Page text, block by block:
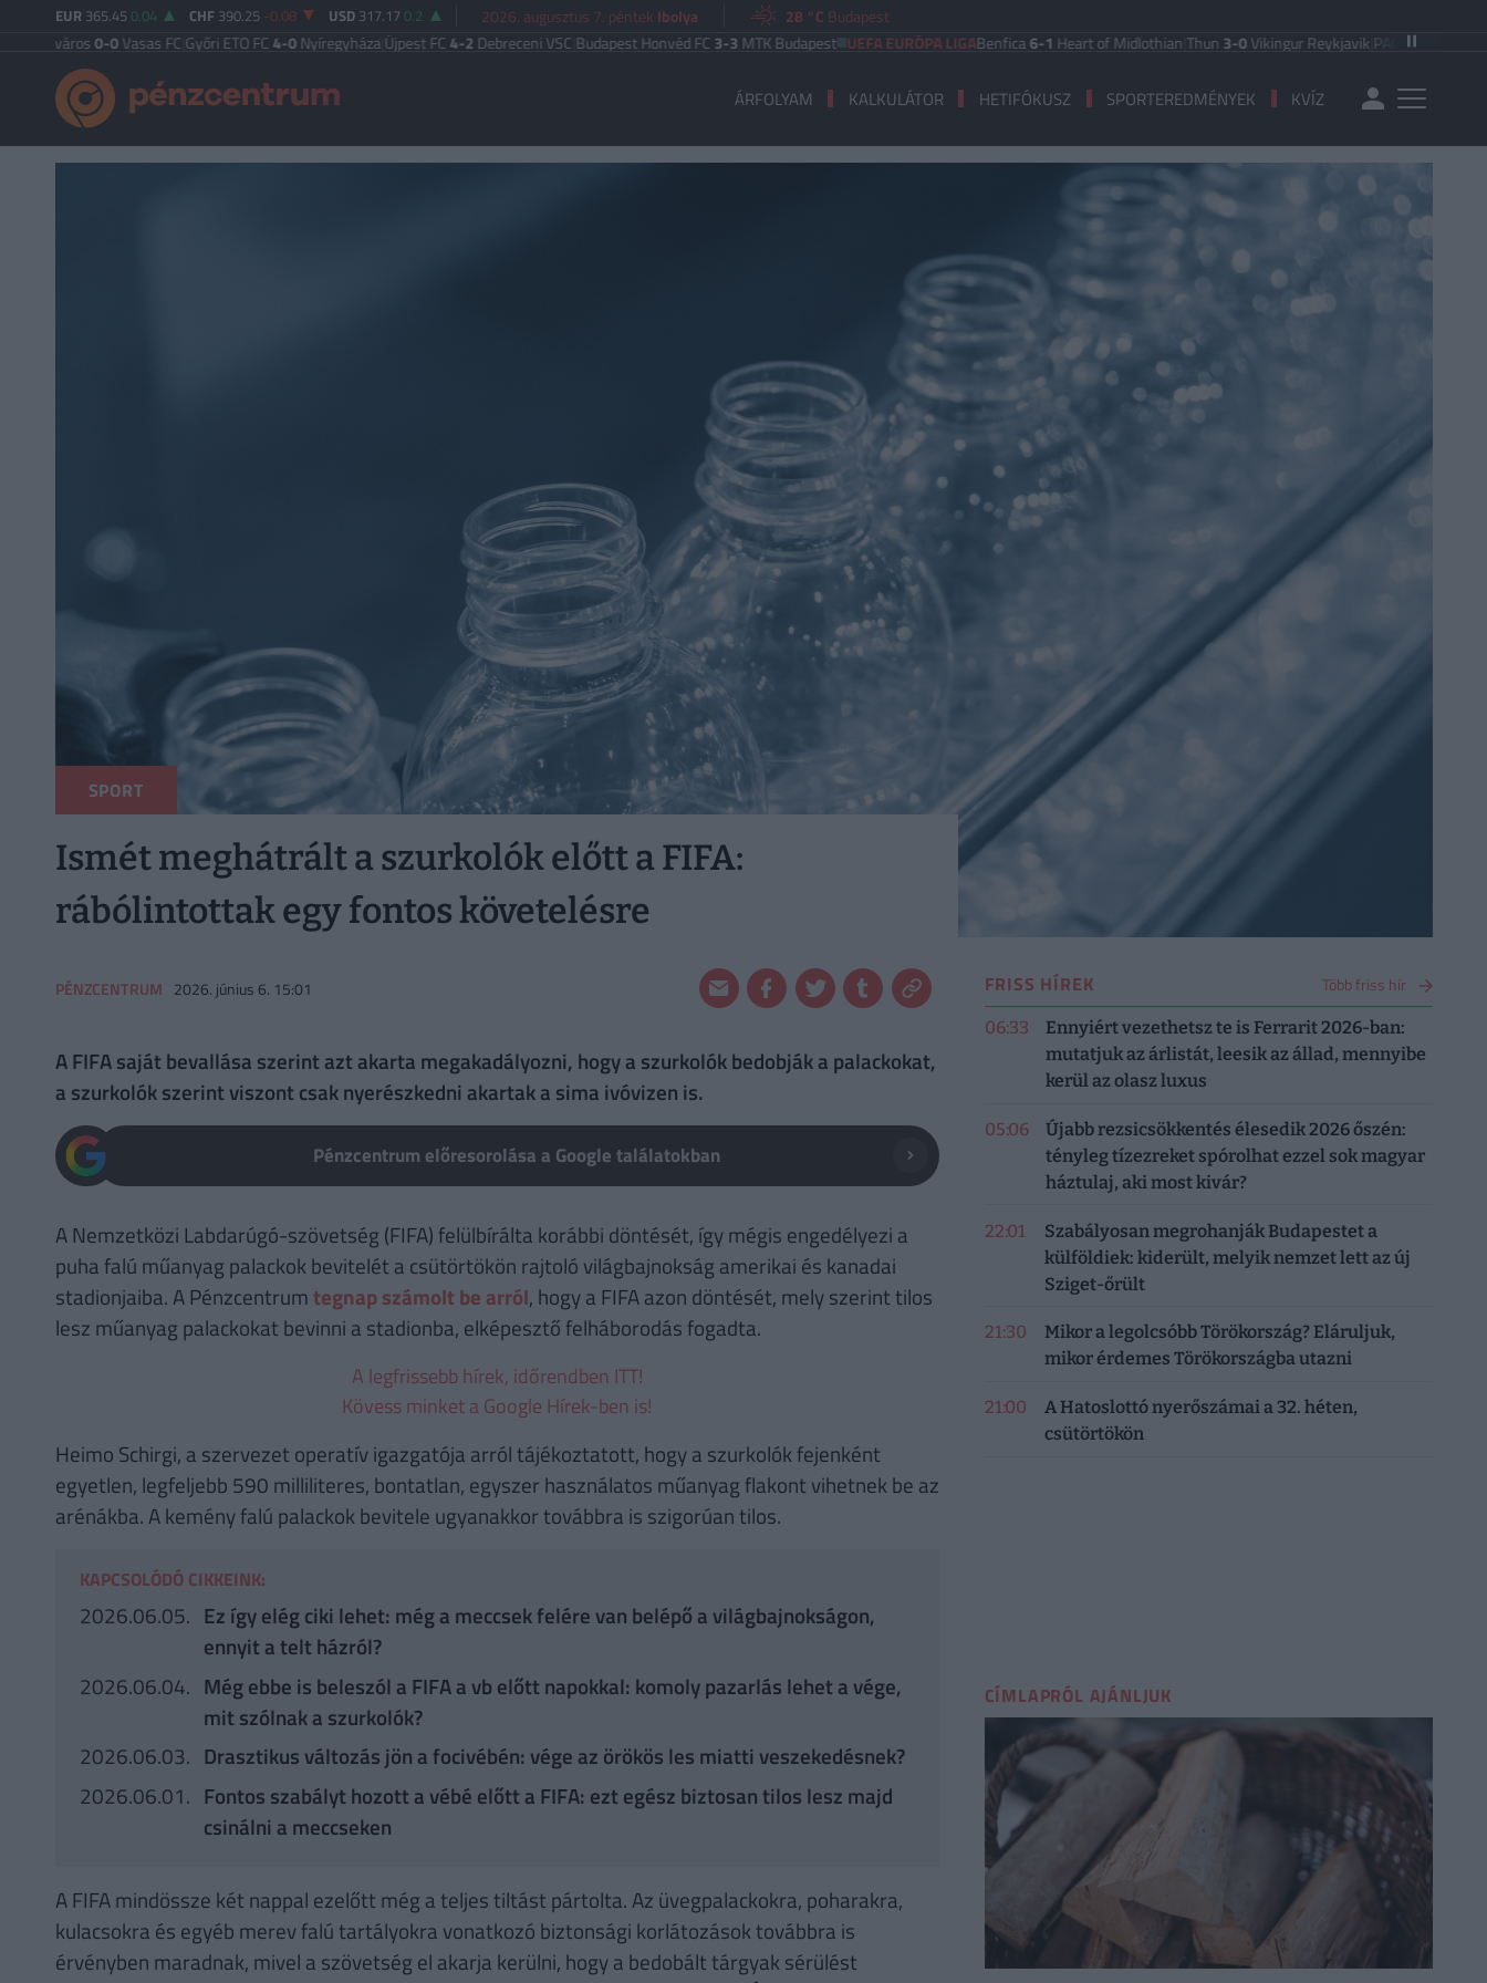
EUR 365.45 0.04 CHF 390.25 -0.08 USD 317.17 0.2 2026. augusztus 7. péntek Ibolya 28 °C Budapest
Vasas FC|Győri ETO FC4-0Nyíregyháza|Újpest FC4-2Debreceni VSC|Budapest Honvéd FC3-3MTK Budapest UEFA EURÓPA LIGABenfica6-1Heart of Midlothian|Thun3-0Vikingur Reykjavik|PAOK Saloniki 0-1
ÁRFOLYAM KALKULÁTOR HETIFÓKUSZ SPORTEREDMÉNYEK KVÍZ
SPORT
Ismét meghátrált a szurkolók előtt a FIFA:
rábólintottak egy fontos követelésre
PÉNZCENTRUM 2026. június 6. 15:01
A FIFA saját bevallása szerint azt akarta megakadályozni, hogy a szurkolók bedobják a palackokat,
a szurkolók szerint viszont csak nyerészkedni akartak a sima ivóvizen is.
Pénzcentrum előresorolása a Google találatokban
A Nemzetközi Labdarúgó-szövetség (FIFA) felülbírálta korábbi döntését, így mégis engedélyezi a
puha falú műanyag palackok bevitelét a csütörtökön rajtoló világbajnokság amerikai és kanadai
stadionjaiba. A Pénzcentrumtegnap számolt be arról, hogy a FIFA azon döntését, mely szerint tilos
lesz műanyag palackokat bevinni a stadionba, elképesztő felháborodás fogadta.
A legfrissebb hírek, időrendben ITT!
Kövess minket a Google Hírek-ben is!
Heimo Schirgi, a szervezet operatív igazgatója arról tájékoztatott, hogy a szurkolók fejenként
egyetlen, legfeljebb 590 milliliteres, bontatlan, egyszer használatos műanyag flakont vihetnek be az
arénákba. A kemény falú palackok bevitele ugyanakkor továbbra is szigorúan tilos.
KAPCSOLÓDÓ CIKKEINK:
2026.06.05. Ez így elég ciki lehet: még a meccsek felére van belépő a világbajnokságon,
ennyit a telt házról?
2026.06.04. Még ebbe is beleszól a FIFA a vb előtt napokkal: komoly pazarlás lehet a vége,
mit szólnak a szurkolók?
2026.06.03. Drasztikus változás jön a focivébén: vége az örökös les miatti veszekedésnek?
2026.06.01. Fontos szabályt hozott a vébé előtt a FIFA: ezt egész biztosan tilos lesz majd
csinálni a meccseken
A FIFA mindössze két nappal ezelőtt még a teljes tiltást pártolta. Az üvegpalackokra, poharakra,
kulacsokra és egyéb merev falú tartályokra vonatkozó biztonsági korlátozások továbbra is
érvényben maradnak, mivel a szövetség el akarja kerülni, hogy a bedobált tárgyak sérülést
FRISS HÍREK Több friss hír
06:33
Ennyiért vezethetsz te is Ferrarit 2026-ban:
mutatjuk az árlistát, leesik az állad, mennyibe
kerül az olasz luxus
05:06
Újabb rezsicsökkentés élesedik 2026 őszén:
tényleg tízezreket spórolhat ezzel sok magyar
háztulaj, aki most kivár?
22:01
Szabályosan megrohanják Budapestet a
külföldiek: kiderült, melyik nemzet lett az új
Sziget-őrült
21:30
Mikor a legolcsóbb Törökország? Eláruljuk,
mikor érdemes Törökországba utazni
21:00
A Hatoslottó nyerőszámai a 32. héten,
csütörtökön
CÍMLAPRÓL AJÁNLJUK